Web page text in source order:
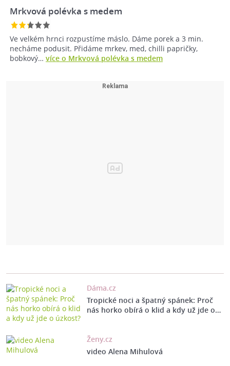
Mrkvová polévka s medem
Ve velkém hrnci rozpustíme máslo. Dáme porek a 3 min.
necháme podusit. Přidáme mrkev, med, chilli papričky,
bobkový… více o Mrkvová polévka s medem
Dáma.cz
Tropické noci a špatný spánek: Proč
nás horko obírá o klid a kdy už jde o…
Ženy.cz
video Alena Mihulová